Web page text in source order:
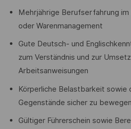
Mehrjährige Berufserfahrung
oder Warenmanagement
Gute Deutsch- und
zum Verständnis und zur
Arbeitsanweisungen
Körperliche Belastbarkeit sowie
Gegenstände sicher zu bewegen
Gültiger Führerschein sowie